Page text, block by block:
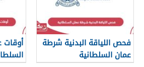
فحص اللياقة البدنية شرطة
عمان السلطانية